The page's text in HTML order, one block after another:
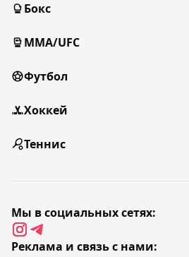
Бокс
MMA/UFC
Футбол
Хоккей
Теннис
Мы в социальных сетях:
Реклама и связь с нами: